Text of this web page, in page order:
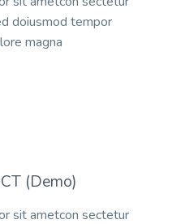
doiusmod tempor
magna
(Demo)
sit ametcon sectetur